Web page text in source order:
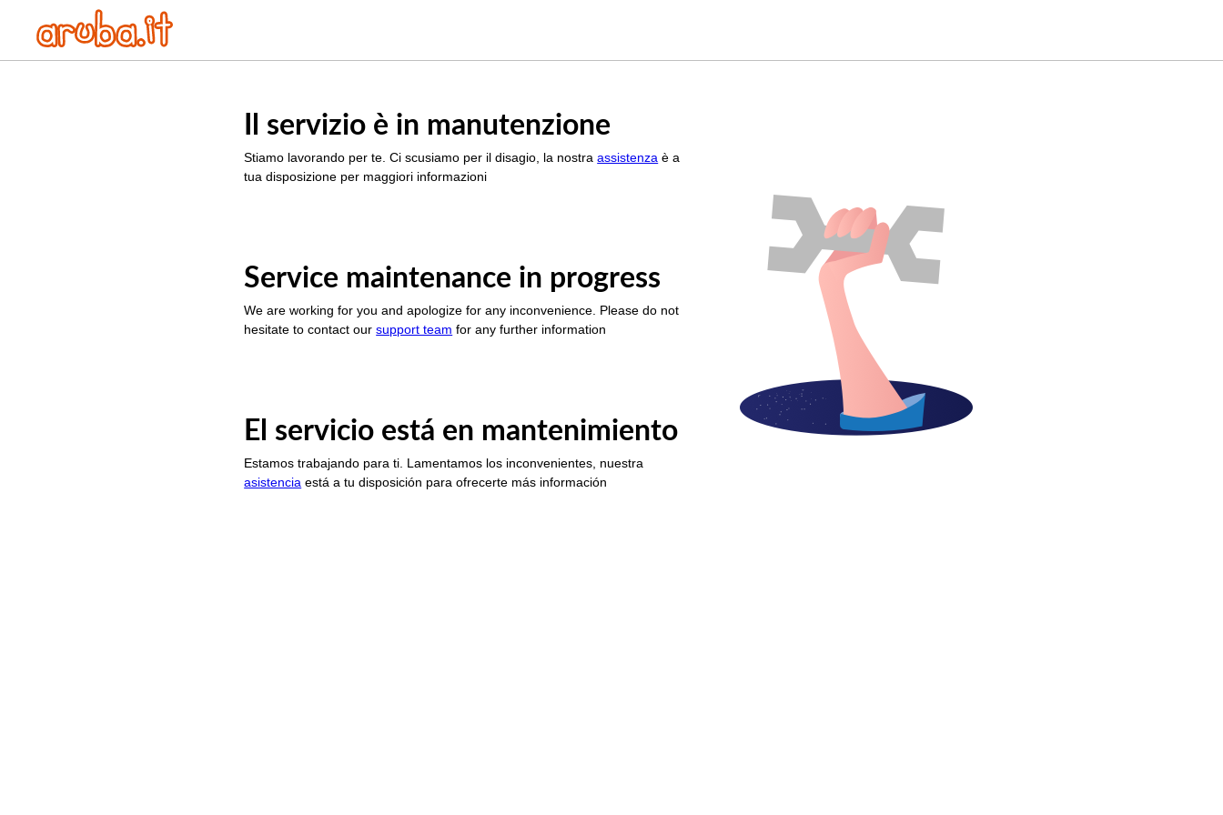
Il servizio è in manutenzione
Stiamo lavorando per te. Ci scusiamo per il disagio, la nostraassistenza è a
tua disposizione per maggiori informazioni
Service maintenance in progress
We are working for you and apologize for any inconvenience. Please do not
hesitate to contact oursupport team for any further information
El servicio está en mantenimiento
Estamos trabajando para ti. Lamentamos los inconvenientes, nuestra
asistencia está a tu disposición para ofrecerte más información